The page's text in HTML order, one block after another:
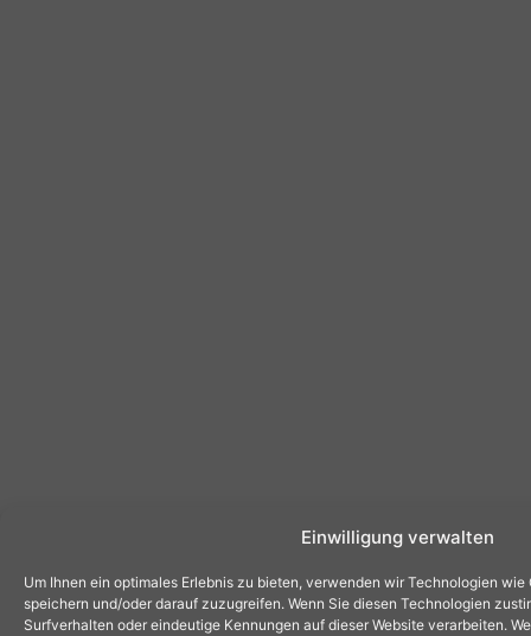
Einwilligung verwalten
Um Ihnen ein optimales Erlebnis zu bieten, verwenden wir Technologien
speichern und/oder darauf zuzugreifen. Wenn Sie diesen Technologien
Surfverhalten oder eindeutige Kennungen auf dieser Website verarbeiten.